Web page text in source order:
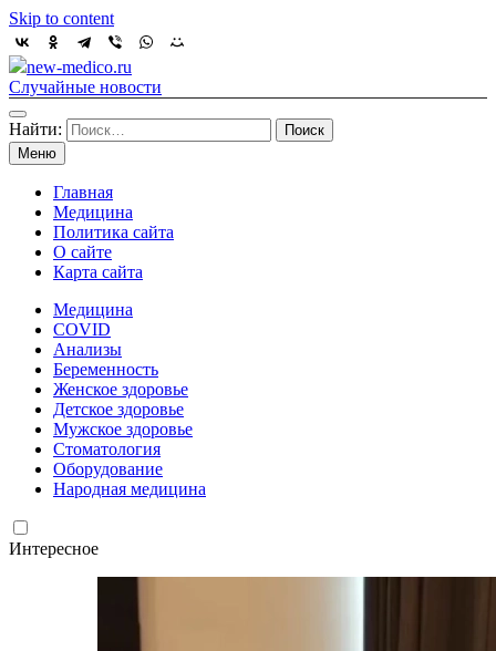
Skip to content
new-medico.ru
Случайные новости
Найти:
Меню
Главная
Медицина
Политика сайта
О сайте
Карта сайта
Медицина
COVID
Анализы
Беременность
Женское здоровье
Детское здоровье
Мужское здоровье
Стоматология
Оборудование
Народная медицина
Интересное